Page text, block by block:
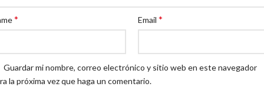
* Email *
Guardar mi nombre, correo electrónico y sitio web en este navegador
la próxima vez que haga un comentario.